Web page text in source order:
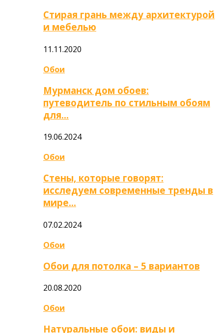
Стирая грань между архитектурой
и мебелью
11.11.2020
Обои
Мурманск дом обоев:
путеводитель по стильным обоям
для…
19.06.2024
Обои
Стены, которые говорят:
исследуем современные тренды в
мире…
07.02.2024
Обои
Обои для потолка – 5 вариантов
20.08.2020
Обои
Натуральные обои: виды и